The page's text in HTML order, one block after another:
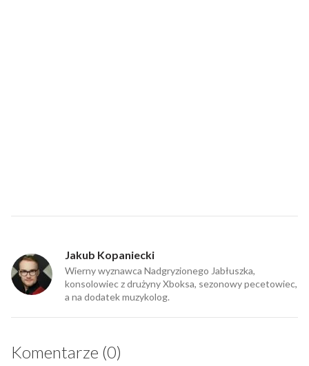
Jakub Kopaniecki
Wierny wyznawca Nadgryzionego Jabłuszka,
konsolowiec z drużyny Xboksa, sezonowy pecetowiec,
a na dodatek muzykolog.
Komentarze (0)